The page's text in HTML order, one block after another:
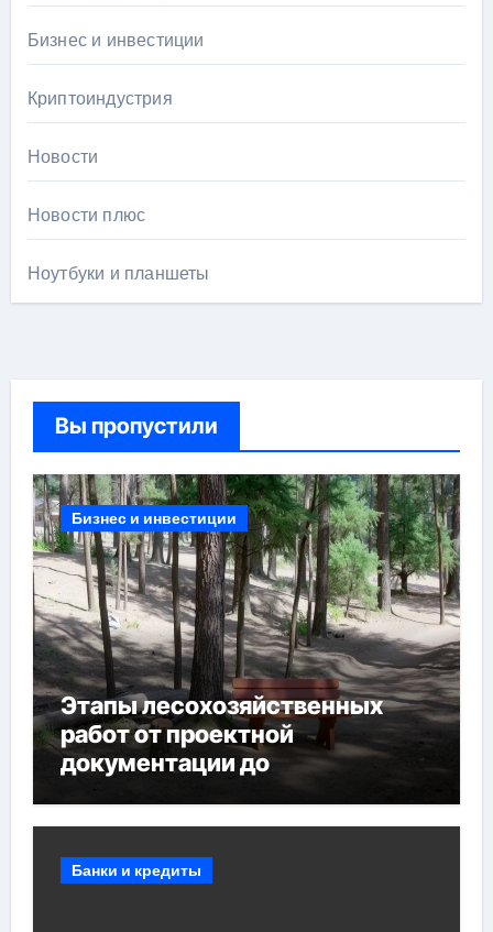
Бизнес и инвестиции
Криптоиндустрия
Новости
Новости плюс
Ноутбуки и планшеты
Вы пропустили
Бизнес и инвестиции
Этапы лесохозяйственных
работ от проектной
документации до
мероприятий и обустройства
Банки и кредиты